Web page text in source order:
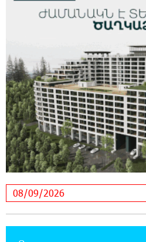
21:48:41 8-08-2026
Ալիևն ու Թրամփը
21:29:45 8-08-2026
«Ինտեր»-ը
21:10:46 8-08-2026
Քրեական
անձնական և
տվյալների անհարկի